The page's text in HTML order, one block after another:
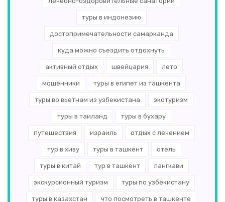
туры в индонезию
достопримечательности самарканда
куда можно съездить отдохнуть
активный отдых швейцария лето
мошенники туры в египет из ташкента
туры во вьетнам из узбекистана экотуризм
туры в таиланд туры в бухару
путешествия израиль отдых с лечением
тур в хиву туры в ташкент отель
туры в китай тур в ташкент лангкави
экскурсионный туризм туры по узбекистану
туры в казахстан что посмотреть в ташкенте